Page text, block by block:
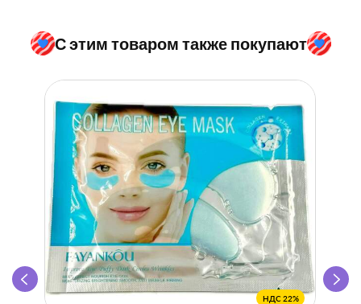
С этим товаром также покупают
НДС 22%